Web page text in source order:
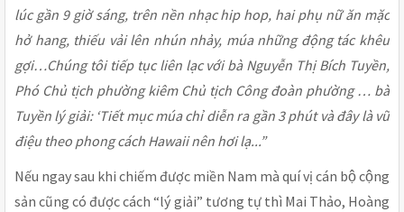
lúc gần 9 giờ sáng, trên nền nhạc hip hop, hai phụ nữ ăn mặc
hở hang, thiếu vải lên nhún nhảy, múa những động tác khêu
gợi…Chúng tôi tiếp tục liên lạc với bà Nguyễn Thị Bích Tuyền,
Phó Chủ tịch phường kiêm Chủ tịch Công đoàn phường … bà
Tuyền lý giải: ‘Tiết mục múa chỉ diễn ra gần 3 phút và đây là vũ
điệu theo phong cách Hawaii nên hơi lạ...”
Nếu ngay sau khi chiếm được miền Nam mà quí vị cán bộ cộng
sản cũng có được cách “lý giải” tương tự thì Mai Thảo, Hoàng